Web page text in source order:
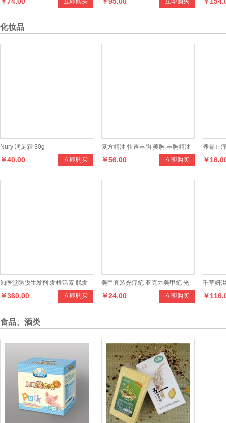
动裤长裤哈伦裤低裆 暖毛衣
化妆品
Nury 润足霜 30g
立即购买
￥40.00
复方精油 快速丰胸 美胸 丰胸精油
立即购买
￥56.00
养骨止
￥
知医堂防脱生发剂 发根活素 脱发
生发 立即购买
￥360.00
美甲套装光疗笔 亚克力美甲笔 光
疗美甲用品 7件套美甲彩绘笔
立即购买
￥24.00
千草妍
质死皮
￥
食品、酒类